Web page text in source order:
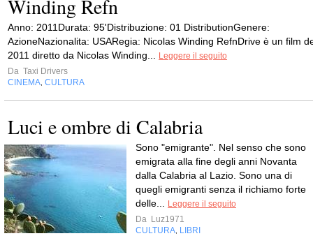
Winding Refn
Anno: 2011Durata: 95'Distribuzione: 01 DistributionGenere:
AzioneNazionalita: USARegia: Nicolas Winding RefnDrive è un film
2011 diretto da Nicolas Winding...
Leggere il seguito
Da Taxi Drivers
CINEMA CULTURA
Luci e ombre di Calabria
Sono "emigrante". Nel senso che sono
emigrata alla fine degli anni Novanta
dalla Calabria al Lazio. Sono una di
quegli emigranti senza il richiamo forte
delle...
Leggere il seguito
Da Luz1971
CULTURA LIBRI